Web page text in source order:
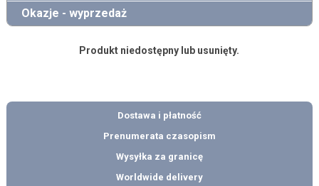
Okazje - wyprzedaż
Produkt niedostępny lub usunięty.
Dostawa i płatność
Prenumerata czasopism
Wysyłka za granicę
Worldwide delivery